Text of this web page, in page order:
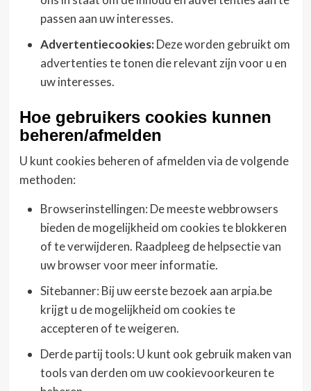
passen aan uw interesses.
Advertentiecookies:Deze worden gebruikt om
advertenties te tonen die relevant zijn voor u en
uw interesses.
Hoe gebruikers cookies kunnen
beheren/afmelden
U kunt cookies beheren of afmelden via de volgende
methoden:
Browserinstellingen: De meeste webbrowsers
bieden de mogelijkheid om cookies te blokkeren
of te verwijderen. Raadpleeg de helpsectie van
uw browser voor meer informatie.
Sitebanner: Bij uw eerste bezoek aan arpia.be
krijgt u de mogelijkheid om cookies te
accepteren of te weigeren.
Derde partij tools: U kunt ook gebruik maken van
tools van derden om uw cookievoorkeuren te